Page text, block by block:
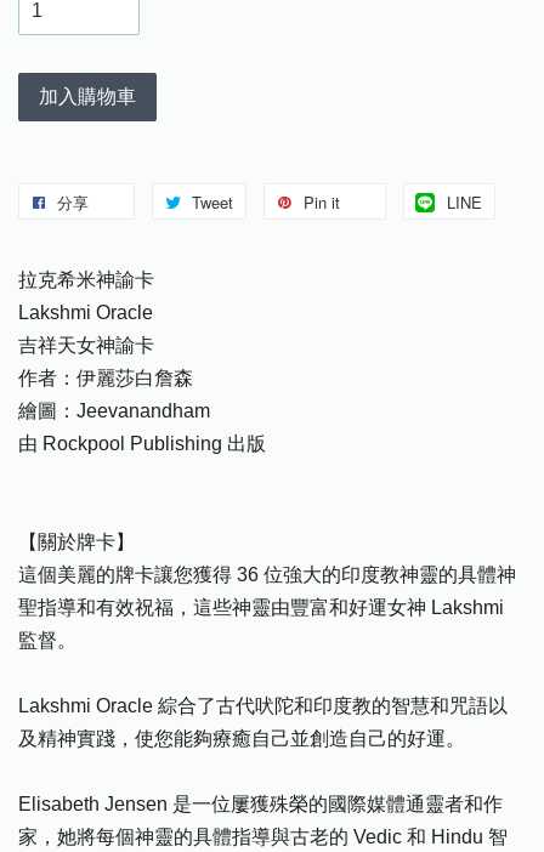
加入購物車
分享 Tweet Pin it LINE
拉克希米神諭卡
Lakshmi Oracle
吉祥天女神諭卡
作者：伊麗莎白詹森
繪圖：Jeevanandham
由 Rockpool Publishing 出版
【關於牌卡】
這個美麗的牌卡讓您獲得 36 位強大的印度教神靈的具體神
聖指導和有效祝福，這些神靈由豐富和好運女神 Lakshmi
監督。
Lakshmi Oracle 綜合了古代吠陀和印度教的智慧和咒語以
及精神實踐，使您能夠療癒自己並創造自己的好運。
Elisabeth Jensen 是一位屢獲殊榮的國際媒體通靈者和作
家，她將每個神靈的具體指導與古老的 Vedic 和 Hindu 智